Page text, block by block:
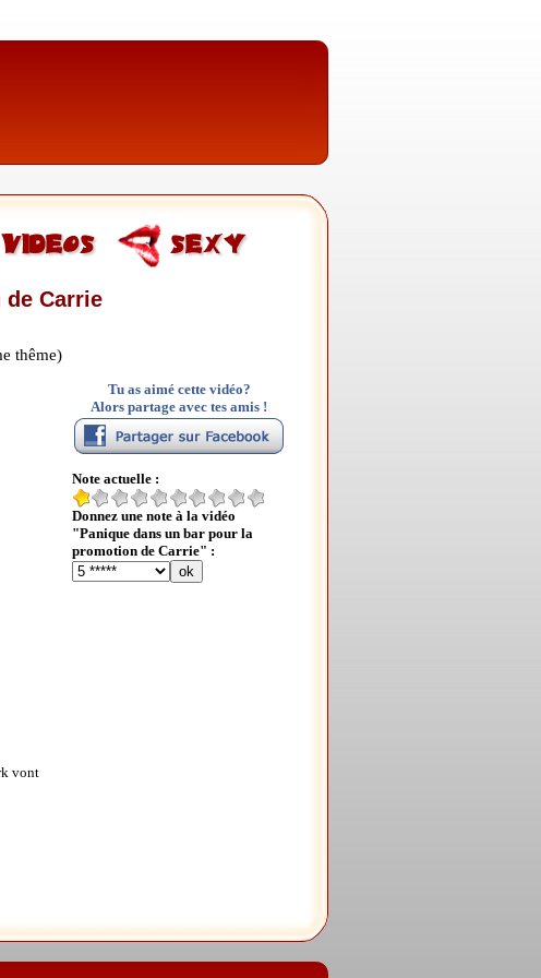
Carrie
thême)
vont
Tu as aimé cette vidéo?
Alors partage avec tes amis !
Note actuelle :
Donnez une note à la vidéo
"Panique dans un bar pour la
promotion de Carrie" :